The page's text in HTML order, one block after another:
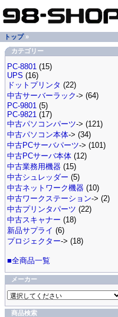
トップ»
カテゴリー
PC-8801 (15)
UPS (16)
ドットプリンタ (22)
中古サーバーラック-> (64)
PC-9801 (5)
PC-9821 (17)
中古パソコンパーツ-> (121)
中古パソコン本体-> (34)
中古PCサーバパーツ-> (101)
中古PCサーバ本体 (12)
中古業務用機器 (15)
中古シュレッダー (5)
中古ネットワーク機器 (10)
中古ワークステーション-> (2)
中古プリンタパーツ (22)
中古スキャナー (18)
新品サプライ (6)
プロジェクター-> (18)
■全商品一覧
メーカー
商品検索